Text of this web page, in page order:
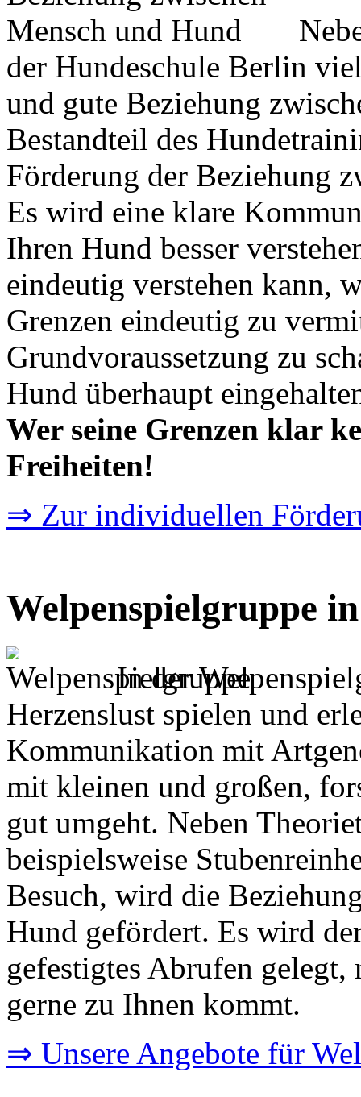
der Hundeschule Berlin
und gute Beziehung
Bestandteil des
Förderung der Beziehung
Es wird eine klare
Ihren Hund besser
eindeutig verstehen kann,
Grenzen eindeutig zu
Grundvoraussetzung zu
Hund überhaupt
Wer seine Grenzen klar
Freiheiten!
⇒ Zur individuellen
Welpenspielgruppe
In der
Herzenslust spielen und
Kommunikation mit
mit kleinen und großen,
gut umgeht. Neben
beispielsweise
Besuch, wird die
Hund gefördert. Es wird
gefestigtes Abrufen
gerne zu Ihnen kommt.
⇒ Unsere Angebote für